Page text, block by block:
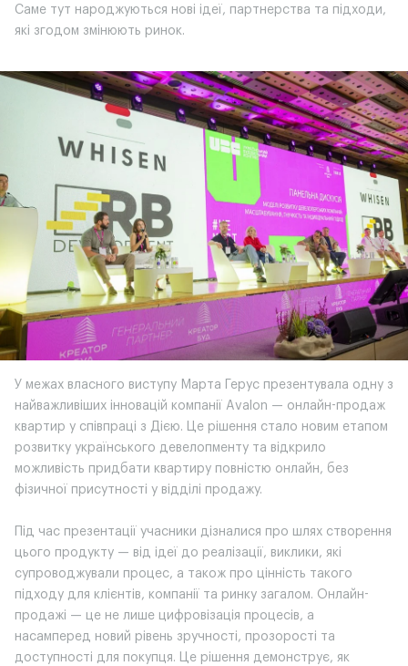
Саме тут народжуються нові ідеї, партнерства та підходи,
які згодом змінюють ринок.
У межах власного виступу Марта Герус презентувала одну з
найважливіших інновацій компанії Avalon — онлайн-продаж
квартир у співпраці з Дією. Це рішення стало новим етапом
розвитку українського девелопменту та відкрило
можливість придбати квартиру повністю онлайн, без
фізичної присутності у відділі продажу.
Під час презентації учасники дізналися про шлях створення
цього продукту — від ідеї до реалізації, виклики, які
супроводжували процес, а також про цінність такого
підходу для клієнтів, компанії та ринку загалом. Онлайн-
продажі — це не лише цифровізація процесів, а
насамперед новий рівень зручності, прозорості та
доступності для покупця. Це рішення демонструє, як